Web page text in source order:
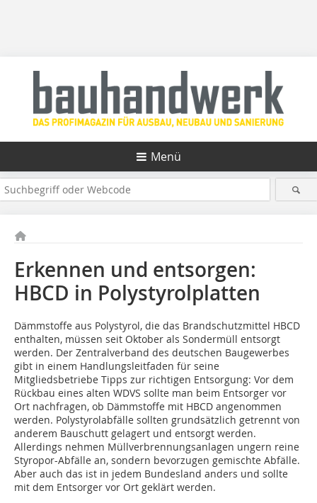
Menü
Erkennen und entsorgen:
HBCD in Polystyrolplatten
Dämmstoffe aus Polystyrol, die das Brandschutzmittel HBCD
enthalten, müssen seit Oktober als Sondermüll entsorgt
werden. Der Zentralverband des deutschen Baugewerbes
gibt in einem Handlungsleitfaden für seine
Mitgliedsbetriebe Tipps zur richtigen Entsorgung: Vor dem
Rückbau eines alten WDVS sollte man beim Entsorger vor
Ort nachfragen, ob Dämmstoffe mit HBCD angenommen
werden. Polystyrolabfälle sollten grundsätzlich getrennt von
anderem Bauschutt gelagert und entsorgt werden.
Allerdings nehmen Müllverbrennungsanlagen ungern reine
Styropor-Abfälle an, sondern bevorzugen gemischte Abfälle.
Aber auch das ist in jedem Bundesland anders und sollte
mit dem Entsorger vor Ort geklärt werden.